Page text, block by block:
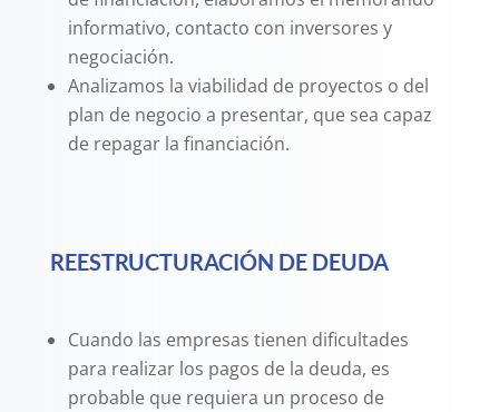
informativo, contacto con inversores y
negociación.
Analizamos la viabilidad de proyectos o del
plan de negocio a presentar, que sea capaz
de repagar la financiación.
REESTRUCTURACIÓN DE DEUDA
Cuando las empresas tienen dificultades
para realizar los pagos de la deuda, es
probable que requiera un proceso de